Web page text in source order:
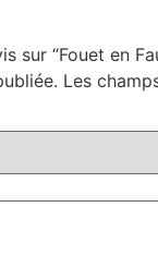
sur “Fouet en
Les